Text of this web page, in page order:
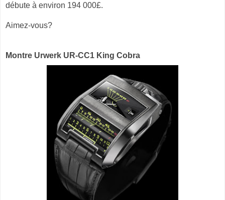
débute à environ 194 000£.
Aimez-vous?
Montre Urwerk UR-CC1 King Cobra